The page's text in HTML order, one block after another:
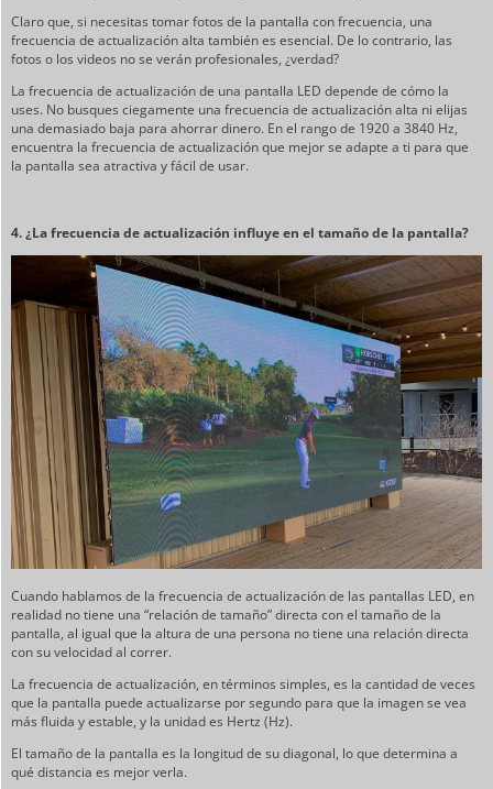
Claro que, si necesitas tomar fotos de la pantalla con frecuencia, una
frecuencia de actualización alta también es esencial. De lo contrario, las
fotos o los videos no se verán profesionales, ¿verdad?
La frecuencia de actualización de una pantalla LED depende de cómo la
uses. No busques ciegamente una frecuencia de actualización alta ni elijas
una demasiado baja para ahorrar dinero. En el rango de 1920 a 3840 Hz,
encuentra la frecuencia de actualización que mejor se adapte a ti para que
la pantalla sea atractiva y fácil de usar.
4. ¿La frecuencia de actualización influye en el tamaño de la pantalla?
Cuando hablamos de la frecuencia de actualización de las pantallas LED, en
realidad no tiene una “relación de tamaño” directa con el tamaño de la
pantalla, al igual que la altura de una persona no tiene una relación directa
con su velocidad al correr.
La frecuencia de actualización, en términos simples, es la cantidad de veces
que la pantalla puede actualizarse por segundo para que la imagen se vea
más fluida y estable, y la unidad es Hertz (Hz).
El tamaño de la pantalla es la longitud de su diagonal, lo que determina a
qué distancia es mejor verla.